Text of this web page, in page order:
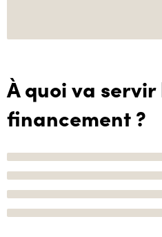
À quoi va servir
financement ?